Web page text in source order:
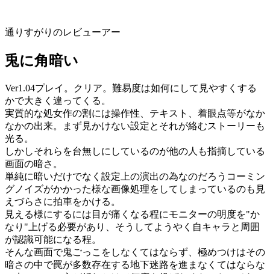
通りすがりのレビューアー
兎に角暗い
Ver1.04プレイ。クリア。難易度は如何にして見やすくする
かで大きく違ってくる。
実質的な処女作の割には操作性、テキスト、着眼点等がなか
なかの出来。まず見かけない設定とそれが絡むストーリーも
光る。
しかしそれらを台無しにしているのが他の人も指摘している
画面の暗さ。
単純に暗いだけでなく設定上の演出の為なのだろうコーミン
グノイズがかかった様な画像処理をしてしまっているのも見
えづらさに拍車をかける。
見える様にするには目が痛くなる程にモニターの明度を"か
なり"上げる必要があり、そうしてようやく自キャラと周囲
が認識可能になる程。
そんな画面で鬼ごっこをしなくてはならず、極めつけはその
暗さの中で罠が多数存在する地下迷路を進まなくてはならな